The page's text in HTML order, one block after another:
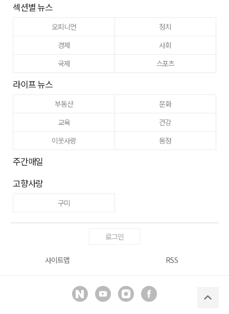
섹션별 뉴스
오피니언
정치
경제
사회
국제
스포츠
라이프 뉴스
부동산
문화
교육
건강
이웃사랑
동정
주간매일
고향사랑
구미
로그인
사이트맵 RSS